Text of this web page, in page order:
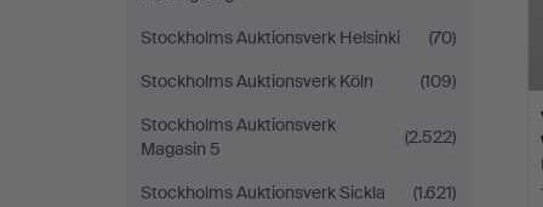
Stockholms Auktionsverk Helsinki
(70)
Stockholms Auktionsverk Köln
(109)
Stockholms Auktionsverk
Magasin 5
(2.522)
Stockholms Auktionsverk Sickla
(1.621)